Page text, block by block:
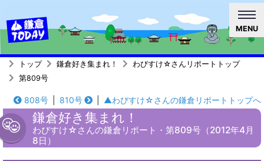
MENU
トップ 鎌倉好き集まれ！
わびすけ☆さんリポートトップ
第809号
808号 810号 ▲わびすけ☆さんの鎌倉リポートトップへ
鎌倉好き集まれ！
わびすけ☆さんの鎌倉リポート・第809号（2012年4月
8日）